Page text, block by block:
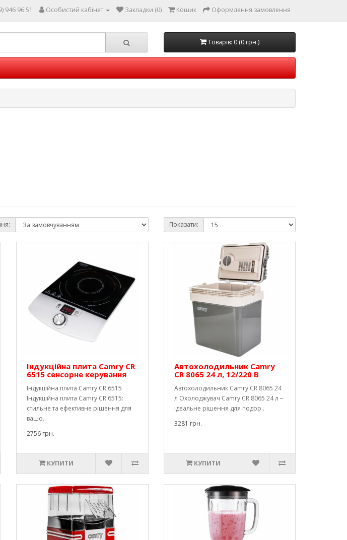
946 96 51 Особистий кабінет Закладки (0) Кошик Оформлення замовлення
Товарів: 0 (0 грн.)
Показати:
Індукційна плита Camry CR
6515 сенсорне керування
Індукційна плита Camry CR 6515
Індукційна плита Camry CR 6515:
стильне та ефективне рішення для
вашо..
2756 грн.
КУПИТИ
Автохолодильник Camry
CR 8065 24 л, 12/220 В
Автохолодильник Camry CR 8065 24
л Охолоджувач Camry CR 8065 24 л –
ідеальне рішення для подор..
3281 грн.
КУПИТИ